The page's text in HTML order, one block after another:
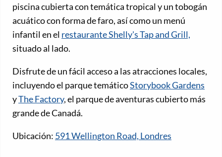
piscina cubierta con temática tropical y un tobogán
acuático con forma de faro, así como un menú
infantil en el restaurante Shelly's Tap and Grill,
situado al lado.
Disfrute de un fácil acceso a las atracciones locales,
incluyendo el parque temáticoStorybook Gardens
yThe Factory, el parque de aventuras cubierto más
grande de Canadá.
Ubicación: 591 Wellington Road, Londres